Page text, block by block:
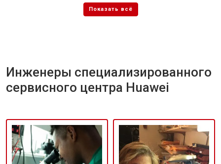
Инженеры специализированного
сервисного центра Huawei